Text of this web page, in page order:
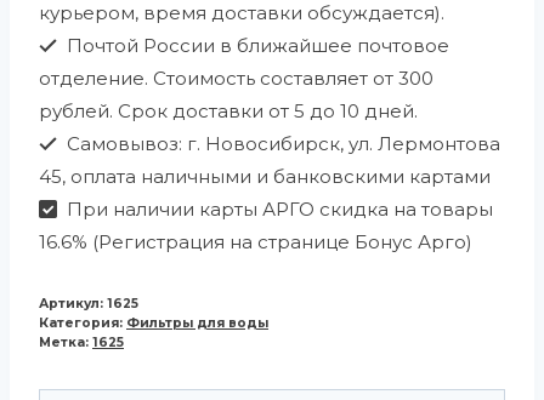
курьером, время доставки обсуждается).
Почтой России в ближайшее почтовое
отделение. Стоимость составляет от 300
рублей. Срок доставки от 5 до 10 дней.
Самовывоз: г. Новосибирск, ул. Лермонтова
45, оплата наличными и банковскими картами
При наличии карты АРГО скидка на товары
16.6% (Регистрация на странице Бонус Арго)
Артикул: 1625
Категория: Фильтры для воды
Метка: 1625